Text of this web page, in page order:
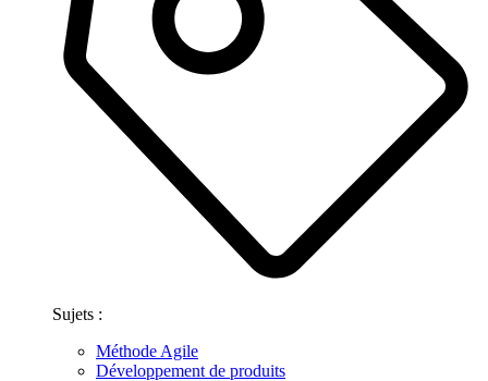
Sujets :
Méthode Agile
Développement de produits